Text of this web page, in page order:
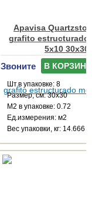
Apavisa
grafito estructurado
5x10 30x30
Звоните В КОРЗИНУ
Шт.в упаковке: 8
Размер, см: 30x30
М2 в упаковке: 0.72
Ед.измерения: м2
Веc упаковки, кг: 14.666